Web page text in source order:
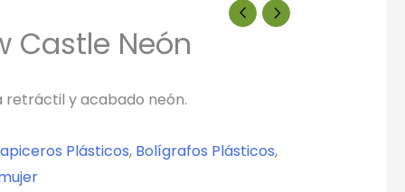
Castle Neón
y acabado neón.
Plásticos, Bolígrafos Plásticos,